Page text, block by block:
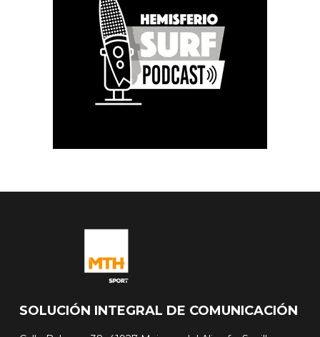
SOLUCIÓN INTEGRAL DE COMUNICACIÓN